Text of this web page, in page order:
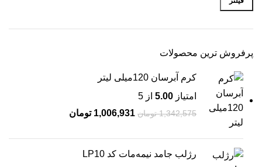
پرفروش ترین محصولات
کرم آبرسان 120میلی لیتر
امتیاز 5.00 از 5
1,342,575 تومان 1,006,931 تومان
رژلب جامد نیمه‌مات کد LP10